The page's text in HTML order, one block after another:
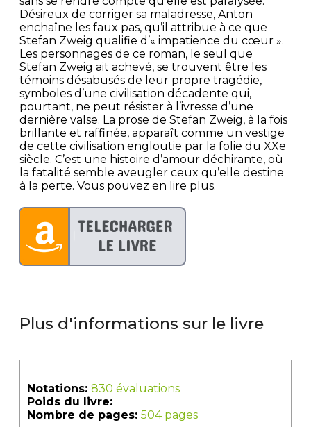
Désireux de corriger sa maladresse, Anton
enchaîne les faux pas, qu’il attribue à ce que
Stefan Zweig qualifie d’« impatience du cœur ».
Les personnages de ce roman, le seul que
Stefan Zweig ait achevé, se trouvent être les
témoins désabusés de leur propre tragédie,
symboles d’une civilisation décadente qui,
pourtant, ne peut résister à l’ivresse d’une
dernière valse. La prose de Stefan Zweig, à la fois
brillante et raffinée, apparaît comme un vestige
de cette civilisation engloutie par la folie du XXe
siècle. C’est une histoire d’amour déchirante, où
la fatalité semble aveugler ceux qu’elle destine
à la perte. Vous pouvez en lire plus.
Plus d'informations sur le livre
Notations: 830 évaluations
Poids du livre:
Nombre de pages: 504 pages